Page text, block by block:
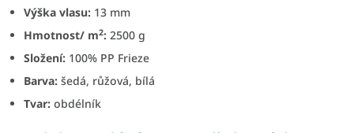
Výška vlasu: 13 mm
Hmotnost/ m2: 2500 g
Složení: 100% PP Frieze
Barva: šedá, růžová, bílá
Tvar: obdélník